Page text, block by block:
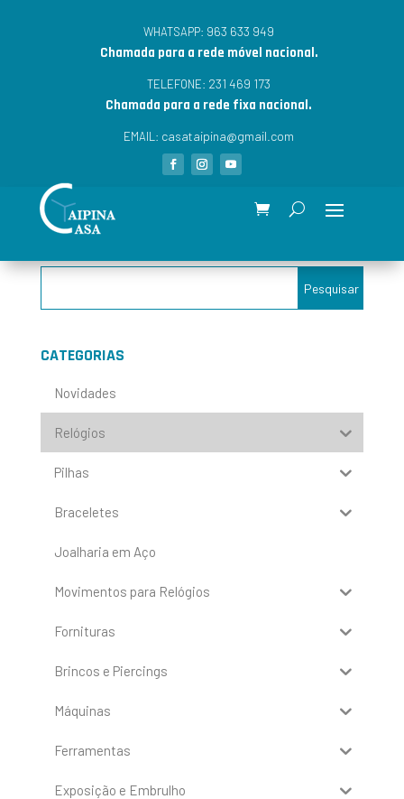
WHATSAPP: 963 633 949
Chamada para a rede móvel nacional.
TELEFONE: 231 469 173
Chamada para a rede fixa nacional.
EMAIL: casataipina@gmail.com
CATEGORIAS
Novidades
Relógios
Pilhas
Braceletes
Joalharia em Aço
Movimentos para Relógios
Fornituras
Brincos e Piercings
Máquinas
Ferramentas
Exposição e Embrulho